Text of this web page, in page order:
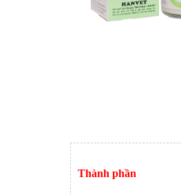
Thành phần